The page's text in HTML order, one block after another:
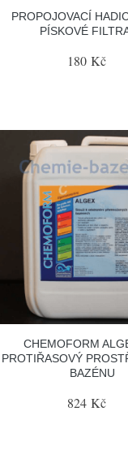
PROPOJOVACÍ
PÍSKOVÉ
180 Kč
CHEMOFORM
PROTIŘASOVÝ
BAZÉNU
824 Kč